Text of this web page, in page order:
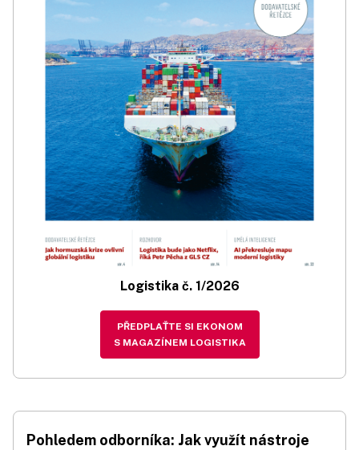
Logistika č. 1/2026
PŘEDPLAŤTE SI EKONOM
S MAGAZÍNEM LOGISTIKA
Pohledem odborníka: Jak využít nástroje